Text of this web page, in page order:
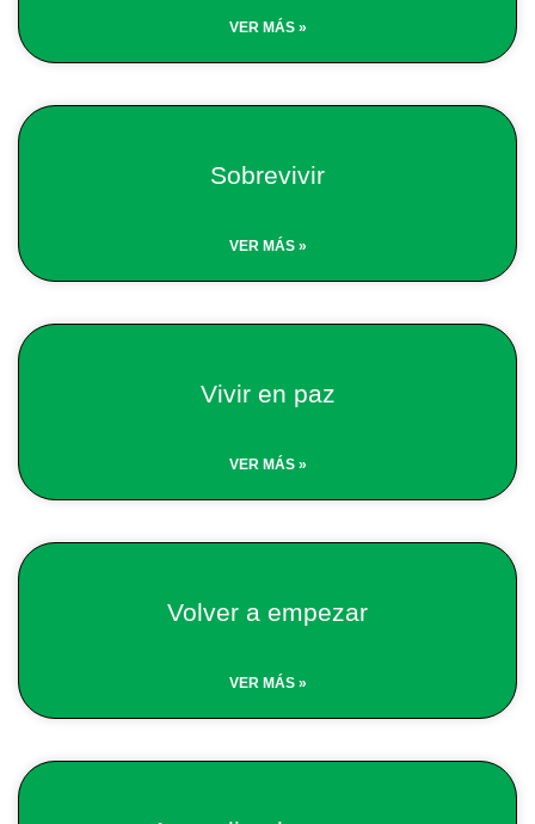
VER MÁS »
Sobrevivir
VER MÁS »
Vivir en paz
VER MÁS »
Volver a empezar
VER MÁS »